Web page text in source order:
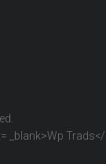
_blank>Wp